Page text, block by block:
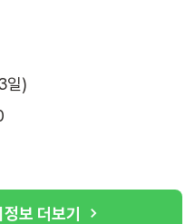
일)
정보 더보기